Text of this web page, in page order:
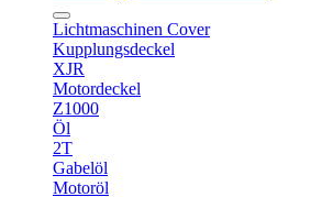
Lichtmaschinen Cover
Kupplungsdeckel
XJR
Motordeckel
Z1000
Öl
2T
Gabelöl
Motoröl